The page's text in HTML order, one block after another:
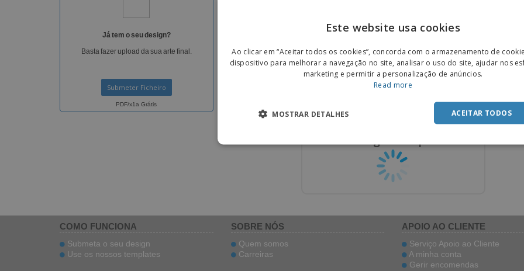
Já tem o seu design?
Basta fazer upload da sua arte final.
Submeter Ficheiro
PDF/x1a Grátis
design desenvolve a sua arte final.
Envie imagens ou fotografias e a
por apenas7,99 €
COMO FUNCIONA
Submeta o seu design
Use os nossos templates
SOBRE NÓS
Quem somos
Carreiras
APOIO AO CLIENTE
Serviço Apoio ao Cliente
A minha conta
Gerir encomendas
Este website usa cookies
Ao clicar em “Aceitar todos os cookies”, concorda com o armazenamento de
dispositivo para melhorar a navegação no site, analisar o uso do site, ajudar nos
marketing e permitir a personalização de anúncios.
Read more
ACEITAR TODOS
MOSTRAR DETALHES